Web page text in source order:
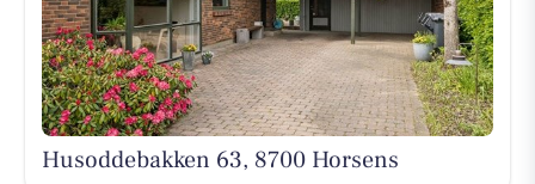
Husoddebakken 63, 8700 Horsens